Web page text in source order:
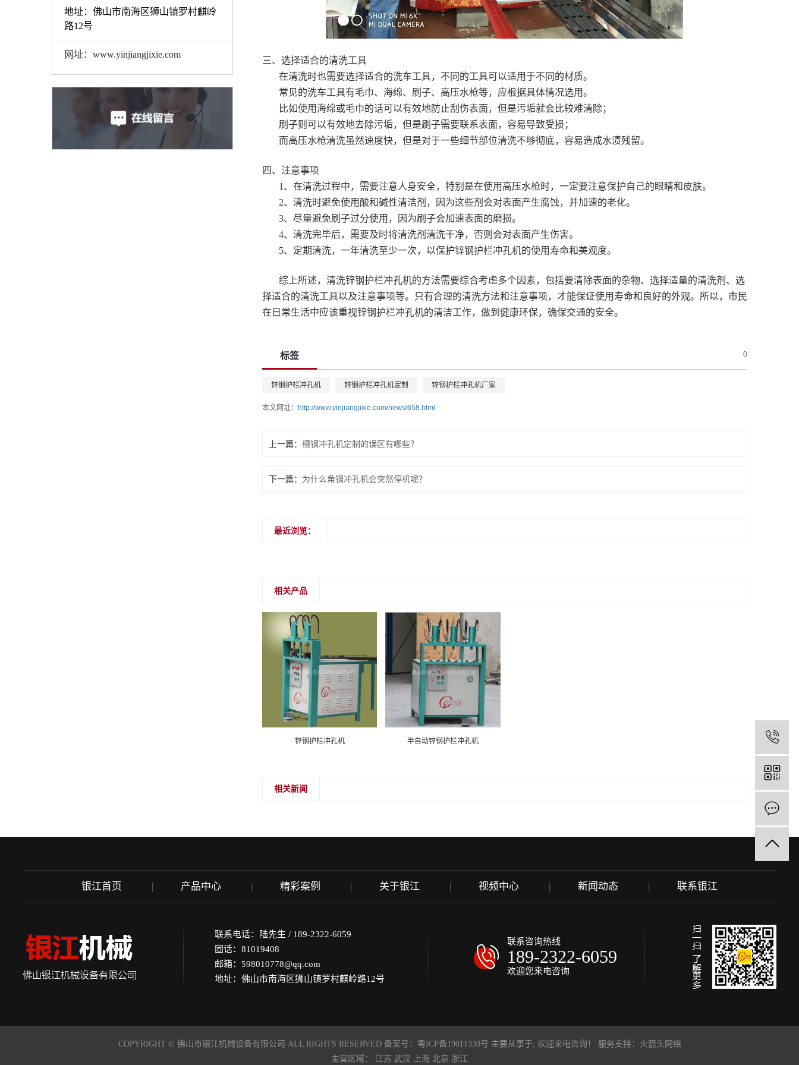
地址：佛山市南海区狮山镇罗村麒岭
路12号
网址：www.yinjiangjixie.com
三、选择适合的清洗工具
在清洗时也需要选择适合的洗车工具，不同的工具可以适用于不同的材质。
常见的洗车工具有毛巾、海绵、刷子、高压水枪等，应根据具体情况选用。
比如使用海绵或毛巾的话可以有效地防止刮伤表面，但是污垢就会比较难清除；
刷子则可以有效地去除污垢，但是刷子需要联系表面，容易导致受损；
而高压水枪清洗虽然速度快，但是对于一些细节部位清洗不够彻底，容易造成水渍残留。
四、注意事项
1、在清洗过程中，需要注意人身安全，特别是在使用高压水枪时，一定要注意保护自己的眼睛和皮肤。
2、清洗时避免使用酸和碱性清洁剂，因为这些剂会对表面产生腐蚀，并加速的老化。
3、尽量避免刷子过分使用，因为刷子会加速表面的磨损。
4、清洗完毕后，需要及时将清洗剂清洗干净，否则会对表面产生伤害。
5、定期清洗，一年清洗至少一次，以保护锌钢护栏冲孔机的使用寿命和美观度。
综上所述，清洗锌钢护栏冲孔机的方法需要综合考虑多个因素，包括要清除表面的杂物、选择适量的清洗剂、选
择适合的清洗工具以及注意事项等。只有合理的清洗方法和注意事项，才能保证使用寿命和良好的外观。所以，市民
在日常生活中应该重视锌钢护栏冲孔机的清洁工作，做到健康环保，确保交通的安全。
标签 0
锌钢护栏冲孔机 锌钢护栏冲孔机定制 锌钢护栏冲孔机厂家
本文网址： http://www.yinjiangjixie.com/news/658.html
上一篇： 槽钢冲孔机定制的误区有哪些？
下一篇： 为什么角钢冲孔机会突然停机呢？
最近浏览：
相关产品
锌钢护栏冲孔机 半自动锌钢护栏冲孔机
相关新闻
银江首页 产品中心 精彩案例 关于银江 视频中心 新闻动态 联系银江
联系电话：陆先生 / 189-2322-6059
固话：81019408
邮箱：598010778@qq.com
地址：佛山市南海区狮山镇罗村麒岭路12号
联系咨询热线
189-2322-6059
欢迎您来电咨询
COPYRIGHT © 佛山市银江机械设备有限公司 ALL RIGHTS RESERVED 备案号： 粤ICP备19011330号 主要从事于, 欢迎来电咨询！ 服务支持： 火箭头网络
主营区域： 江苏 武汉 上海 北京 浙江